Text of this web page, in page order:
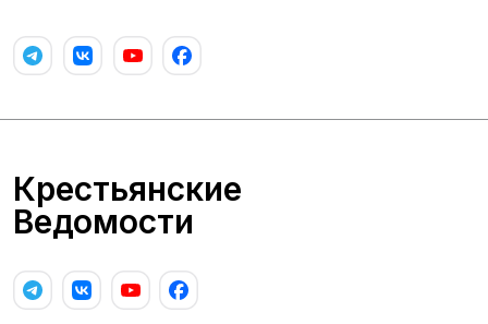
Крестьянские
Ведомости